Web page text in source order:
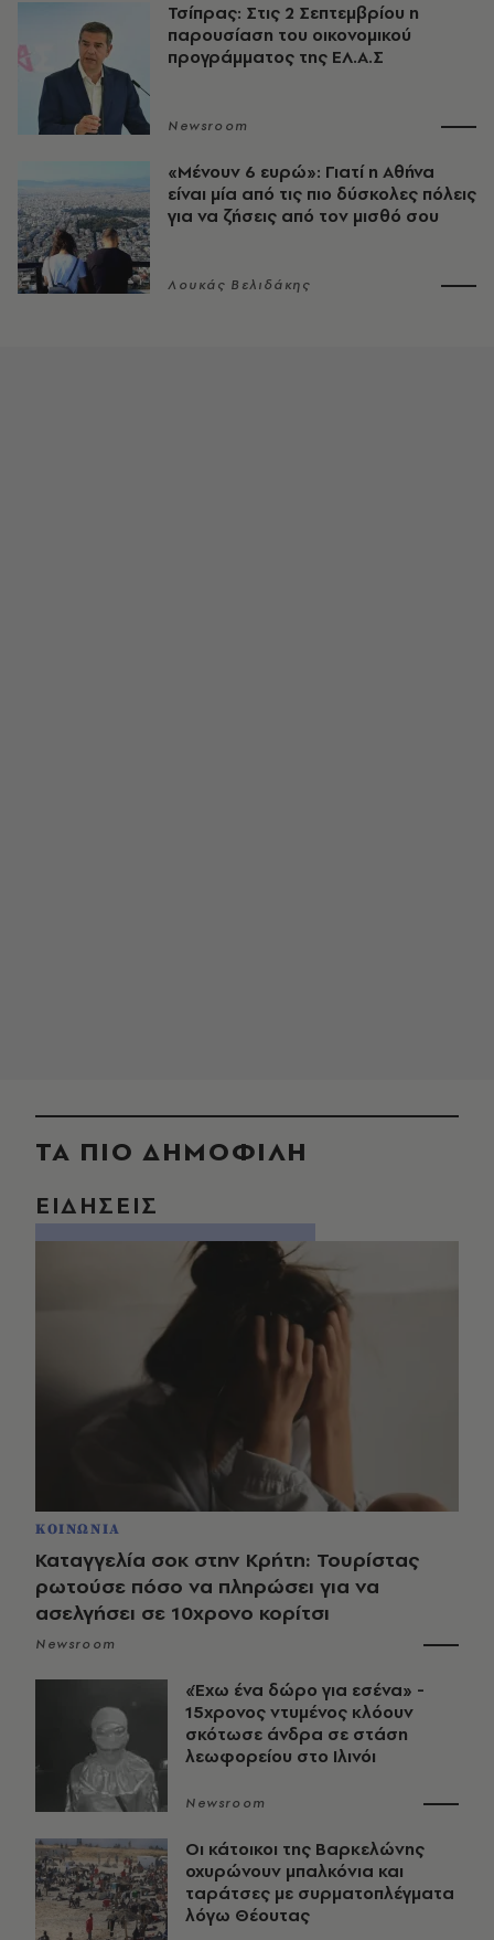
Τσίπρας: Στις 2 Σεπτεμβρίου η
παρουσίαση του οικονομικού
προγράμματος της ΕΛ.Α.Σ
Newsroom
«Μένουν 6 ευρώ»: Γιατί η Αθήνα
είναι μία από τις πιο δύσκολες πόλεις
για να ζήσεις από τον μισθό σου
Λουκάς Βελιδάκης
ΤΑ ΠΙΟ ΔΗΜΟΦΙΛΗ
ΕΙΔΗΣΕΙΣ
ΚΟΙΝΩΝΙΑ
Καταγγελία σοκ στην Κρήτη: Τουρίστας
ρωτούσε πόσο να πληρώσει για να
ασελγήσει σε 10χρονο κορίτσι
Newsroom
«Έχω ένα δώρο για εσένα» -
15χρονος ντυμένος κλόουν
σκότωσε άνδρα σε στάση
λεωφορείου στο Ιλινόι
Newsroom
Οι κάτοικοι της Βαρκελώνης
οχυρώνουν μπαλκόνια και
ταράτσες με συρματοπλέγματα
λόγω Θέουτας